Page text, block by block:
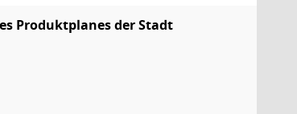
Produktplanes der Stadt